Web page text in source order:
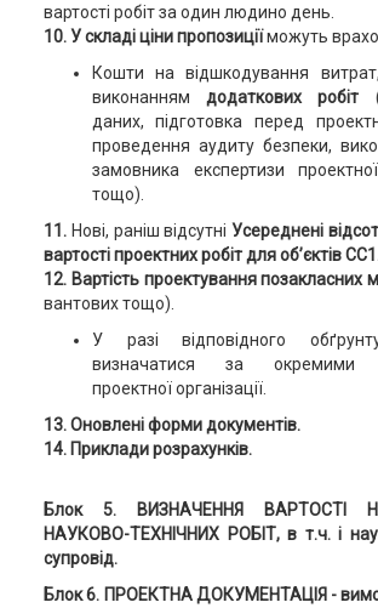
вартості робіт за один людино день.
10. У складі цінипропозиціїможуть
Кошти на відшкодування
виконаннямдодаткових робіт
даних, підготовка перед
проведення аудиту безпеки,
замовника експертизи
тощо).
11.Нові, раніш відсутні Усереднені
вартості проектних робіт для об’єктів
12. Вартість проектування позакласних
вантових тощо).
У разі відповідного
визначатися за окремими
проектної організації.
13. Оновлені форми документів.
14. Приклади розрахунків.
Блок 5.
ВИЗНАЧЕННЯ ВАРТОСТІ
НАУКОВО-ТЕХНІЧНИХ РОБІТ, в т.ч. і
супровід.
Блок 6. ПРОЕКТНА ДОКУМЕНТАЦІЯ -